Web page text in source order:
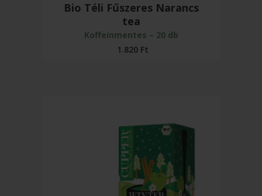
Bio Téli Fűszeres Narancs
tea
Koffeinmentes – 20 db
1.820 Ft